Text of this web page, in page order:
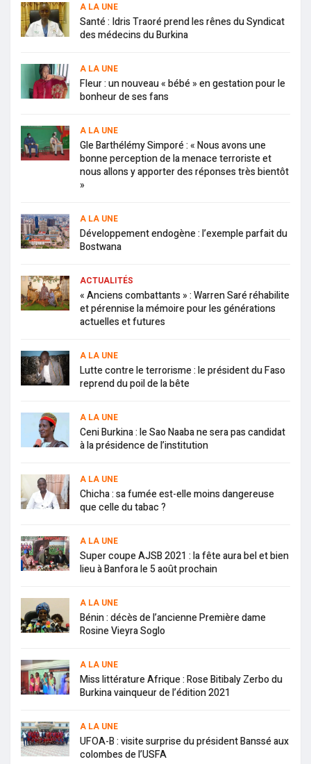
A LA UNE
Santé : Idris Traoré prend les rênes du Syndicat
des médecins du Burkina
A LA UNE
Fleur : un nouveau « bébé » en gestation pour le
bonheur de ses fans
A LA UNE
Gle Barthélémy Simporé : « Nous avons une
bonne perception de la menace terroriste et
nous allons y apporter des réponses très bientôt
»
A LA UNE
Développement endogène : l’exemple parfait du
Bostwana
ACTUALITÉS
« Anciens combattants » : Warren Saré réhabilite
et pérennise la mémoire pour les générations
actuelles et futures
A LA UNE
Lutte contre le terrorisme : le président du Faso
reprend du poil de la bête
A LA UNE
Ceni Burkina : le Sao Naaba ne sera pas candidat
à la présidence de l’institution
A LA UNE
Chicha : sa fumée est-elle moins dangereuse
que celle du tabac ?
A LA UNE
Super coupe AJSB 2021 : la fête aura bel et bien
lieu à Banfora le 5 août prochain
A LA UNE
Bénin : décès de l’ancienne Première dame
Rosine Vieyra Soglo
A LA UNE
Miss littérature Afrique : Rose Bitibaly Zerbo du
Burkina vainqueur de l’édition 2021
A LA UNE
UFOA-B : visite surprise du président Banssé aux
colombes de l’USFA